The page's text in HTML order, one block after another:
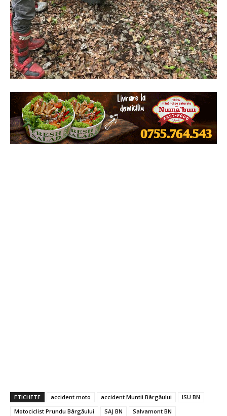
ETICHETE accident moto accident Muntii Bârgăului
ISU BN
Motociclist Prundu Bârgăului
SAJ BN Salvamont BN